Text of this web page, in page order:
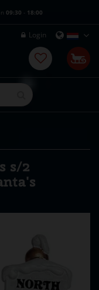
09:30 - 18:00
Login
s/2